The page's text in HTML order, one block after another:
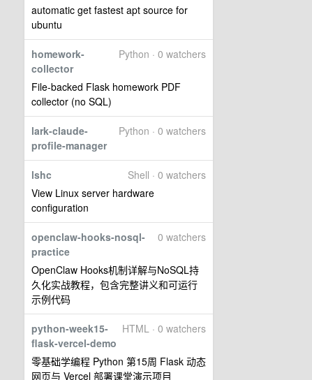
automatic get fastest apt source for
ubuntu
Python · 0 watchers
homework-
collector
File-backed Flask homework PDF
collector (no SQL)
Python · 0 watchers
lark-claude-
profile-manager
Shell · 0 watchers
lshc
View Linux server hardware
configuration
0 watchers
openclaw-hooks-nosql-
practice
OpenClaw Hooks机制详解与NoSQL持
久化实战教程，包含完整讲义和可运行
示例代码
HTML · 0 watchers
python-week15-
flask-vercel-demo
零基础学编程 Python 第15周 Flask 动态
网页与 Vercel 部署课堂演示项目